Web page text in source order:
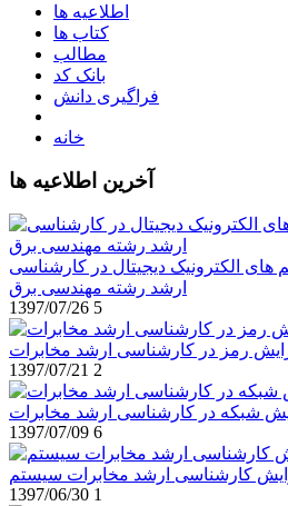
اطلاعیه ها
کتاب ها
مطالب
بانک کد
فراگیری دانش
خانه
آخرین اطلاعیه ها
های الکترونیک دیجیتال در کارشناسی
ارشد رشته مهندسی برق
1397/07/26 5
رمز در کارشناسی ارشد مخابرات
1397/07/21 2
شبکه در کارشناسی ارشد مخابرات
1397/07/09 6
کارشناسی ارشد مخابرات سیستم
1397/06/30 1